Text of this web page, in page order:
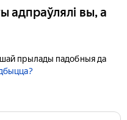
адпраўлялі вы, а
прылады падобныя да